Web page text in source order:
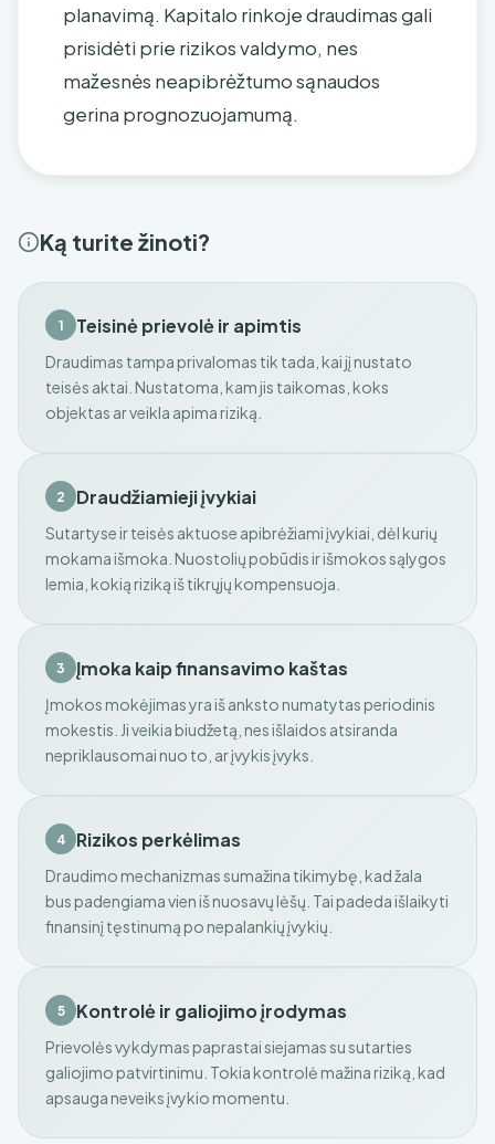
planavimą. Kapitalo rinkoje draudimas gali
prisidėti prie rizikos valdymo, nes
mažesnės neapibrėžtumo sąnaudos
gerina prognozuojamumą.
Ką turite žinoti?
1 Teisinė prievolė ir apimtis
Draudimas tampa privalomas tik tada, kai jį nustato
teisės aktai. Nustatoma, kam jis taikomas, koks
objektas ar veikla apima riziką.
2 Draudžiamieji įvykiai
Sutartyse ir teisės aktuose apibrėžiami įvykiai, dėl kurių
mokama išmoka. Nuostolių pobūdis ir išmokos sąlygos
lemia, kokią riziką iš tikrųjų kompensuoja.
3 Įmoka kaip finansavimo kaštas
Įmokos mokėjimas yra iš anksto numatytas periodinis
mokestis. Ji veikia biudžetą, nes išlaidos atsiranda
nepriklausomai nuo to, ar įvykis įvyks.
4 Rizikos perkėlimas
Draudimo mechanizmas sumažina tikimybę, kad žala
bus padengiama vien iš nuosavų lėšų. Tai padeda išlaikyti
finansinį tęstinumą po nepalankių įvykių.
5 Kontrolė ir galiojimo įrodymas
Prievolės vykdymas paprastai siejamas su sutarties
galiojimo patvirtinimu. Tokia kontrolė mažina riziką, kad
apsauga neveiks įvykio momentu.